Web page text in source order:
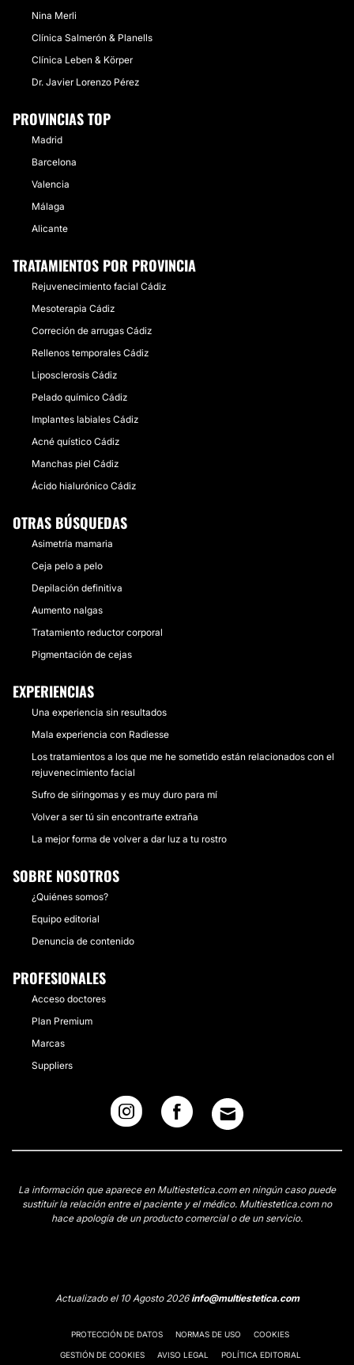
Nina Merli
Clínica Salmerón & Planells
Clínica Leben & Körper
Dr. Javier Lorenzo Pérez
PROVINCIAS TOP
Madrid
Barcelona
Valencia
Málaga
Alicante
TRATAMIENTOS POR PROVINCIA
Rejuvenecimiento facial Cádiz
Mesoterapia Cádiz
Correción de arrugas Cádiz
Rellenos temporales Cádiz
Liposclerosis Cádiz
Pelado químico Cádiz
Implantes labiales Cádiz
Acné quístico Cádiz
Manchas piel Cádiz
Ácido hialurónico Cádiz
OTRAS BÚSQUEDAS
Asimetría mamaria
Ceja pelo a pelo
Depilación definitiva
Aumento nalgas
Tratamiento reductor corporal
Pigmentación de cejas
EXPERIENCIAS
Una experiencia sin resultados
Mala experiencia con Radiesse
Los tratamientos a los que me he sometido están relacionados con el
rejuvenecimiento facial
Sufro de siringomas y es muy duro para mí
Volver a ser tú sin encontrarte extraña
La mejor forma de volver a dar luz a tu rostro
SOBRE NOSOTROS
¿Quiénes somos?
Equipo editorial
Denuncia de contenido
PROFESIONALES
Acceso doctores
Plan Premium
Marcas
Suppliers
La información que aparece en Multiestetica.com en ningún caso puede
sustituir la relación entre el paciente y el médico. Multiestetica.com no
hace apología de un producto comercial o de un servicio.
Actualizado el 10 Agosto 2026info@multiestetica.com
PROTECCIÓN DE DATOS NORMAS DE USO COOKIES
GESTIÓN DE COOKIES AVISO LEGAL POLÍTICA EDITORIAL